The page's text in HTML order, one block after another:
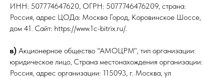
ИНН: 507774647620, ОГРН: 5077746476209, cтрана:
Россия, адрес ЦОДа: Москва Город, Коровинское Шоссе,
дом 41. Сайт: https://www.1c-bitrix.ru/.
в) Акционерное общество "АМОЦРМ", тип организации:
юридическое лицо, Страна местонахождения организации:
Россия, адрес организации: 115093, г. Москва, ул